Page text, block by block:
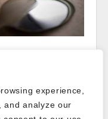
experience,
and analyze our